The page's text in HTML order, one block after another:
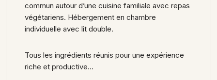
commun autour d’une cuisine familiale avec repas
végétariens. Hébergement en chambre
individuelle avec lit double.
Tous les ingrédients réunis pour une expérience
riche et productive…